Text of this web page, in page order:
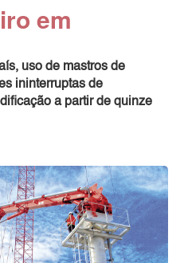
em
uso de mastros de
ininterruptas de
a partir de quinze